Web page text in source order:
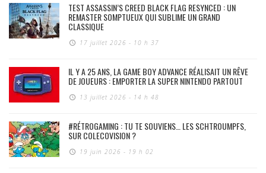
TEST ASSASSIN’S CREED BLACK FLAG RESYNCED : UN
REMASTER SOMPTUEUX QUI SUBLIME UN GRAND
CLASSIQUE
17 juillet 2026 - 10 h 37
IL Y A 25 ANS, LA GAME BOY ADVANCE RÉALISAIT UN RÊVE
DE JOUEURS : EMPORTER LA SUPER NINTENDO PARTOUT
13 juillet 2026 - 14 h 48
#RÉTROGAMING : TU TE SOUVIENS… LES SCHTROUMPFS,
SUR COLECOVISION ?
19 juin 2026 - 19 h 02